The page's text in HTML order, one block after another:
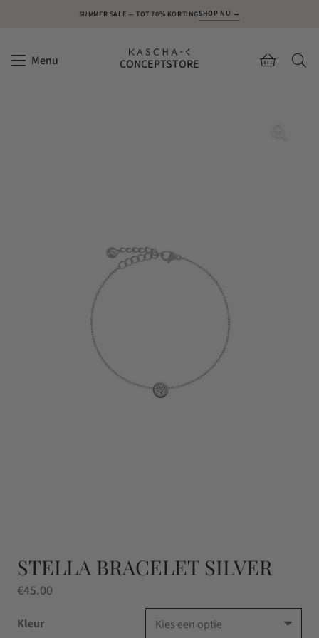
SUMMER SALE — TOT 70% KORTINGSHOP NU →
Menu CONCEPTSTORE
STELLA BRACELET SILVER
€45.00
Kleur Kies een optie